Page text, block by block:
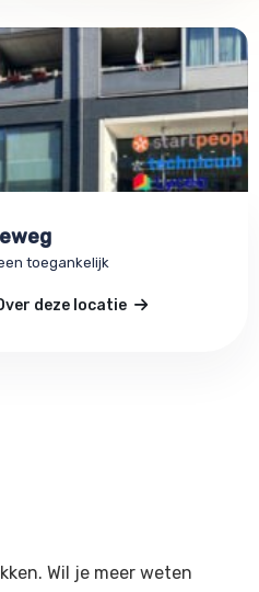
toegankelijk
deze locatie
Wil je meer weten